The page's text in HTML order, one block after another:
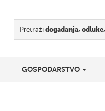
Pretraži događanja,
GOSPODARSTVO